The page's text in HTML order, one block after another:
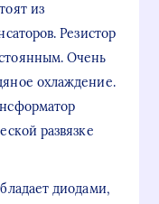
из
Резистор
Очень
охлаждение.
развязке
диодами,